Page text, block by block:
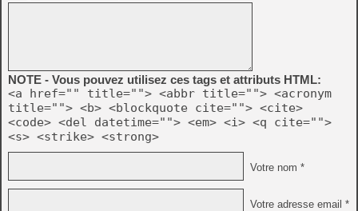
NOTE - Vous pouvez utilisez ces tags et attributs HTML:
<a href="" title=""> <abbr title=""> <acronym
title=""> <b> <blockquote cite=""> <cite>
<code> <del datetime=""> <em> <i> <q cite="">
<s> <strike> <strong>
Votre nom *
Votre adresse email *